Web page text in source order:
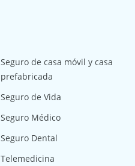
Seguro de casa móvil y casa
prefabricada
Seguro de Vida
Seguro Médico
Seguro Dental
Telemedicina